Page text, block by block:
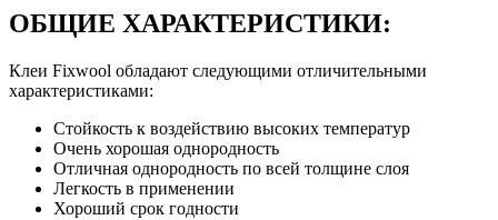
ОБЩИЕ ХАРАКТЕРИСТИКИ:
Клеи Fixwool обладают следующими отличительными
характеристиками:
Стойкость к воздействию высоких температур
Очень хорошая однородность
Отличная однородность по всей толщине слоя
Легкость в применении
Хороший срок годности